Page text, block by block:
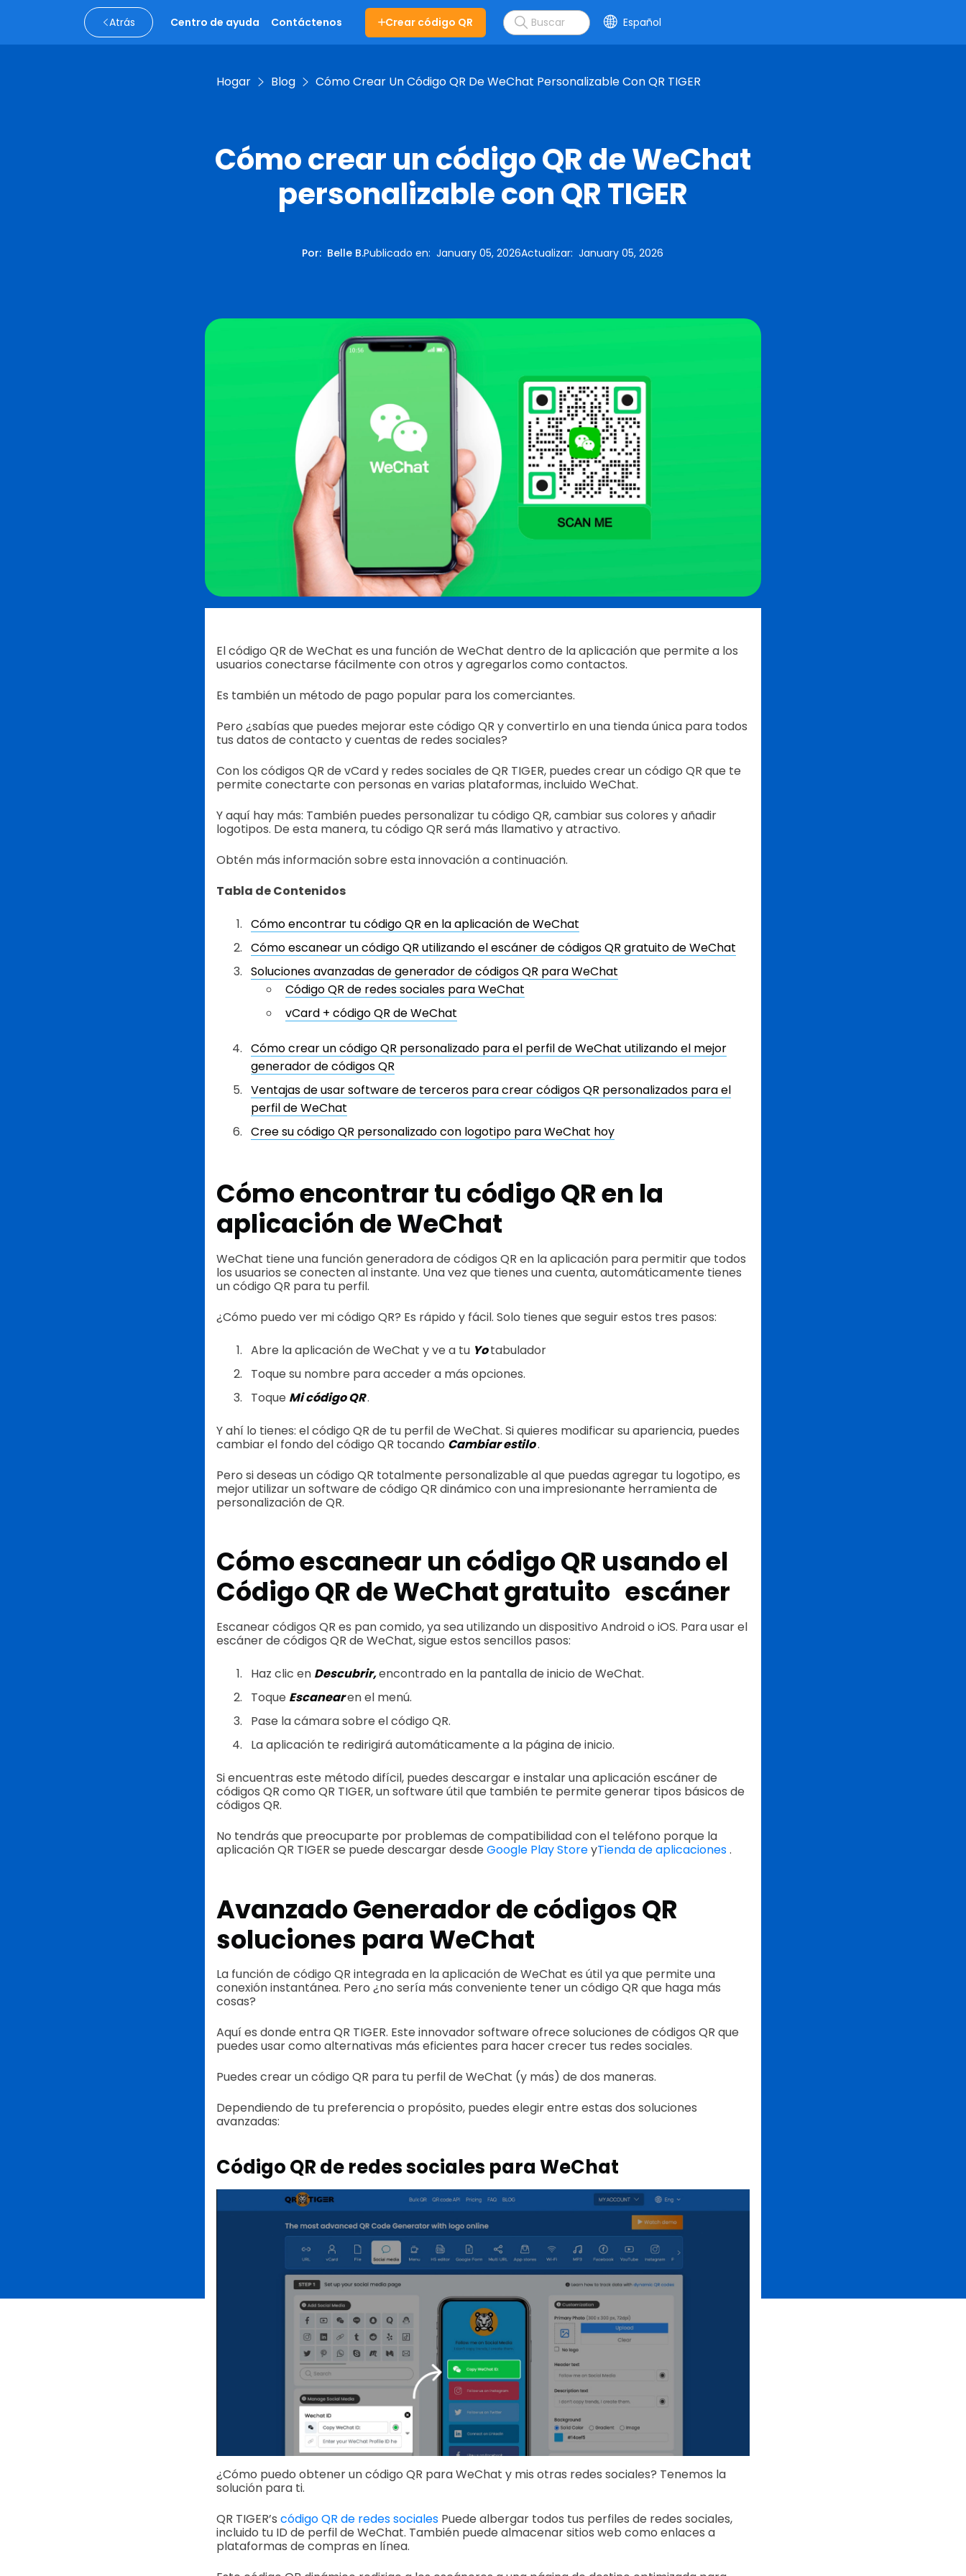
Atrás Centro de ayuda Contáctenos Crear código QR Español
Hogar Blog Cómo Crear Un Código QR De WeChat Personalizable Con QR TIGER
Cómo crear un código QR de WeChat
personalizable con QR TIGER
Por: Belle B.Publicado en:January 05, 2026Actualizar:January 05, 2026
El código QR de WeChat es una función de WeChat dentro de la aplicación que permite a los
usuarios conectarse fácilmente con otros y agregarlos como contactos.
Es también un método de pago popular para los comerciantes.
Pero ¿sabías que puedes mejorar este código QR y convertirlo en una tienda única para todos
tus datos de contacto y cuentas de redes sociales?
Con los códigos QR de vCard y redes sociales de QR TIGER, puedes crear un código QR que te
permite conectarte con personas en varias plataformas, incluido WeChat.
Y aquí hay más: También puedes personalizar tu código QR, cambiar sus colores y añadir
logotipos. De esta manera, tu código QR será más llamativo y atractivo.
Obtén más información sobre esta innovación a continuación.
Tabla de Contenidos
Cómo encontrar tu código QR en la aplicación de WeChat
Cómo escanear un código QR utilizando el escáner de códigos QR gratuito de WeChat
Soluciones avanzadas de generador de códigos QR para WeChat
Código QR de redes sociales para WeChat
vCard + código QR de WeChat
Cómo crear un código QR personalizado para el perfil de WeChat utilizando el mejor
generador de códigos QR
Ventajas de usar software de terceros para crear códigos QR personalizados para el
perfil de WeChat
Cree su código QR personalizado con logotipo para WeChat hoy
Cómo encontrar tu código QR en la
aplicación de WeChat
WeChat tiene una función generadora de códigos QR en la aplicación para permitir que todos
los usuarios se conecten al instante. Una vez que tienes una cuenta, automáticamente tienes
un código QR para tu perfil.
¿Cómo puedo ver mi código QR? Es rápido y fácil. Solo tienes que seguir estos tres pasos:
Abre la aplicación de WeChat y ve a tu Yotabulador
Toque su nombre para acceder a más opciones.
Toque Mi código QR.
Y ahí lo tienes: el código QR de tu perfil de WeChat. Si quieres modificar su apariencia, puedes
cambiar el fondo del código QR tocando Cambiar estilo.
Pero si deseas un código QR totalmente personalizable al que puedas agregar tu logotipo, es
mejor utilizar un software de código QR dinámico con una impresionante herramienta de
personalización de QR.
Cómo escanear un código QR usando el
Código QR de WeChat gratuito escáner
Escanear códigos QR es pan comido, ya sea utilizando un dispositivo Android o iOS. Para usar el
escáner de códigos QR de WeChat, sigue estos sencillos pasos:
Haz clic en Descubrir,encontrado en la pantalla de inicio de WeChat.
Toque Escanearen el menú.
Pase la cámara sobre el código QR.
La aplicación te redirigirá automáticamente a la página de inicio.
Si encuentras este método difícil, puedes descargar e instalar una aplicación escáner de
códigos QR como QR TIGER, un software útil que también te permite generar tipos básicos de
códigos QR.
No tendrás que preocuparte por problemas de compatibilidad con el teléfono porque la
aplicación QR TIGER se puede descargar desde Google Play StoreyTienda de aplicaciones.
AvanzadoGenerador de códigos QR
soluciones para WeChat
La función de código QR integrada en la aplicación de WeChat es útil ya que permite una
conexión instantánea. Pero ¿no sería más conveniente tener un código QR que haga más
cosas?
Aquí es donde entra QR TIGER. Este innovador software ofrece soluciones de códigos QR que
puedes usar como alternativas más eficientes para hacer crecer tus redes sociales.
Puedes crear un código QR para tu perfil de WeChat (y más) de dos maneras.
Dependiendo de tu preferencia o propósito, puedes elegir entre estas dos soluciones
avanzadas:
Código QR de redes sociales para WeChat
¿Cómo puedo obtener un código QR para WeChat y mis otras redes sociales? Tenemos la
solución para ti.
QR TIGER’s código QR de redes socialesPuede albergar todos tus perfiles de redes sociales,
incluido tu ID de perfil de WeChat. También puede almacenar sitios web como enlaces a
plataformas de compras en línea.